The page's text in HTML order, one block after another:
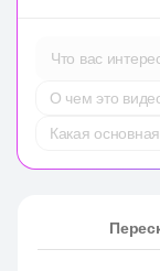
Что вас
О чем это
Какая